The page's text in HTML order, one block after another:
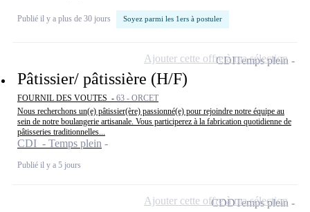
Publié il y a plus de 30 jours Soyez parmi les 1ers à postuler
Pâtissier/ pâtissière (H/F)
FOURNIL DES VOUTES - 63 - ORCET
Nous recherchons un(e) pâtissier(ère) passionné(e) pour rejoindre notre équipe au
sein de notre boulangerie artisanale. Vous participerez à la fabrication quotidienne de
pâtisseries traditionnelles...
CDI - Temps plein
Publié il y a 5 jours
CDITemps plein
Ajouter cette offre à ma sélection
CDDTemps plein
Ajouter cette offre à ma sélection